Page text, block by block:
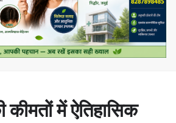
कीमतों में ऐतिहासिक